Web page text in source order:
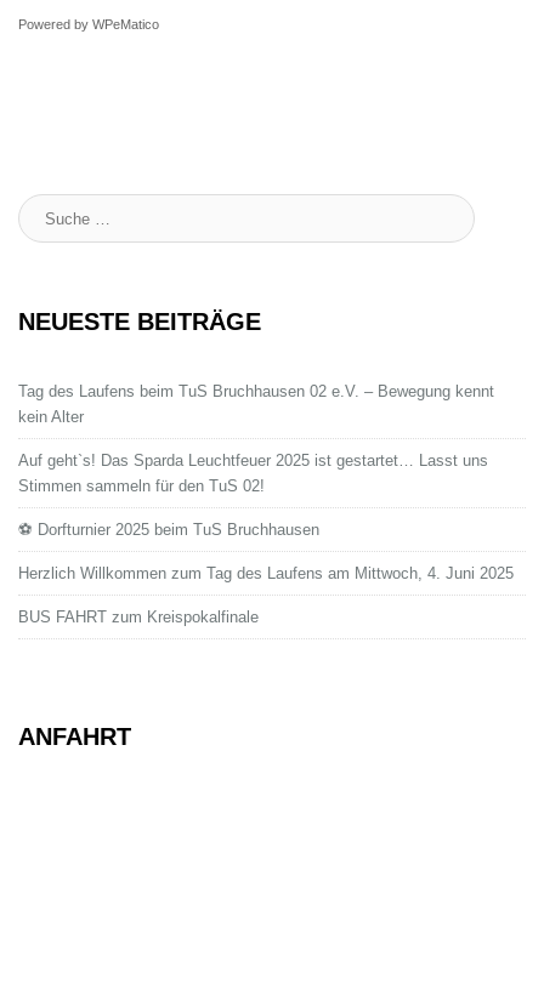
Powered by WPeMatico
Suche
:
NEUESTE BEITRÄGE
Tag des Laufens beim TuS Bruchhausen 02 e.V. – Bewegung kennt
kein Alter
Auf geht`s! Das Sparda Leuchtfeuer 2025 ist gestartet… Lasst uns
Stimmen sammeln für den TuS 02!
⚽ Dorfturnier 2025 beim TuS Bruchhausen
Herzlich Willkommen zum Tag des Laufens am Mittwoch, 4. Juni 2025
BUS FAHRT zum Kreispokalfinale
ANFAHRT